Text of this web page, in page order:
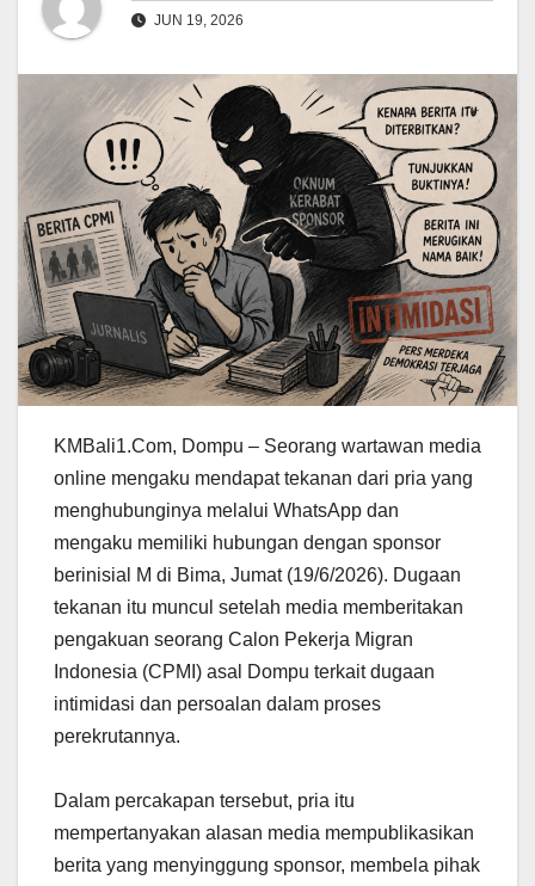
JUN 19, 2026
KMBali1.Com, Dompu – Seorang wartawan media
online mengaku mendapat tekanan dari pria yang
menghubunginya melalui WhatsApp dan
mengaku memiliki hubungan dengan sponsor
berinisial M di Bima, Jumat (19/6/2026). Dugaan
tekanan itu muncul setelah media memberitakan
pengakuan seorang Calon Pekerja Migran
Indonesia (CPMI) asal Dompu terkait dugaan
intimidasi dan persoalan dalam proses
perekrutannya.
Dalam percakapan tersebut, pria itu
mempertanyakan alasan media mempublikasikan
berita yang menyinggung sponsor, membela pihak